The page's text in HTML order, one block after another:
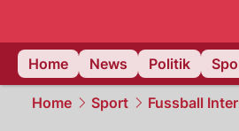
Home
News Politik
Home Sport Fussball